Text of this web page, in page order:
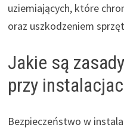
uziemiających, które
oraz uszkodzeniem
Jakie są
przy
Bezpieczeństwo w